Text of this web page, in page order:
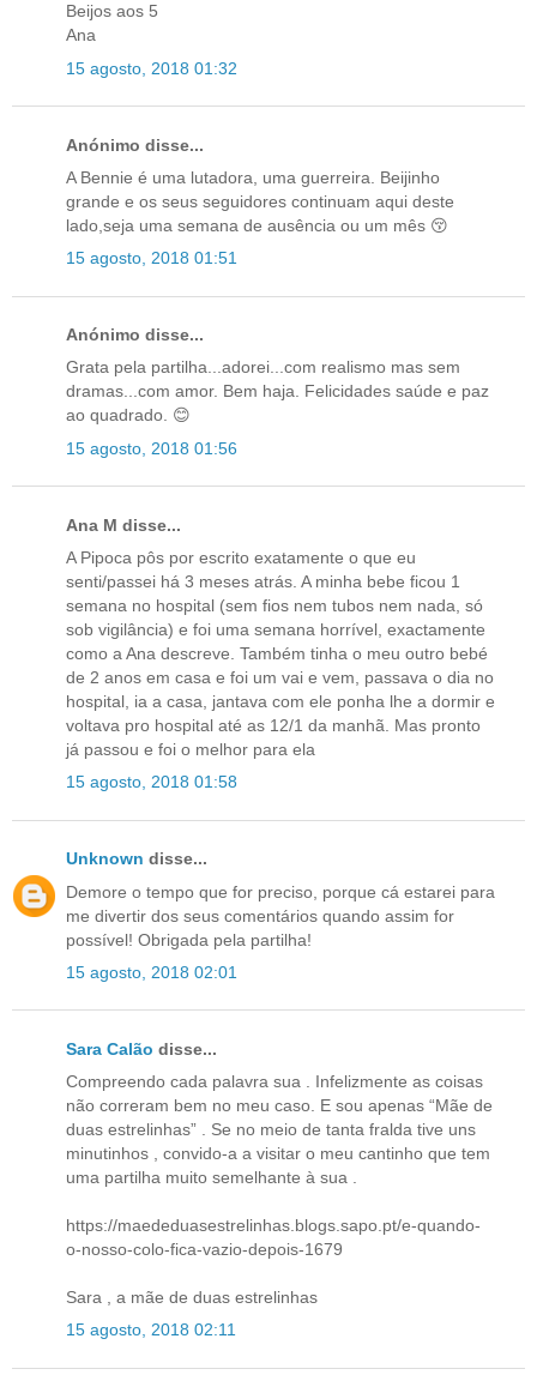
Beijos aos 5
Ana
15 agosto, 2018 01:32
Anónimo disse...
A Bennie é uma lutadora, uma guerreira. Beijinho
grande e os seus seguidores continuam aqui deste
lado,seja uma semana de ausência ou um mês 😚
15 agosto, 2018 01:51
Anónimo disse...
Grata pela partilha...adorei...com realismo mas sem
dramas...com amor. Bem haja. Felicidades saúde e paz
ao quadrado. 😊
15 agosto, 2018 01:56
Ana M disse...
A Pipoca pôs por escrito exatamente o que eu
senti/passei há 3 meses atrás. A minha bebe ficou 1
semana no hospital (sem fios nem tubos nem nada, só
sob vigilância) e foi uma semana horrível, exactamente
como a Ana descreve. Também tinha o meu outro bebé
de 2 anos em casa e foi um vai e vem, passava o dia no
hospital, ia a casa, jantava com ele ponha lhe a dormir e
voltava pro hospital até as 12/1 da manhã. Mas pronto
já passou e foi o melhor para ela
15 agosto, 2018 01:58
Unknown disse...
Demore o tempo que for preciso, porque cá estarei para
me divertir dos seus comentários quando assim for
possível! Obrigada pela partilha!
15 agosto, 2018 02:01
Sara Calão disse...
Compreendo cada palavra sua . Infelizmente as coisas
não correram bem no meu caso. E sou apenas “Mãe de
duas estrelinhas” . Se no meio de tanta fralda tive uns
minutinhos , convido-a a visitar o meu cantinho que tem
uma partilha muito semelhante à sua .
https://maededuasestrelinhas.blogs.sapo.pt/e-quando-
o-nosso-colo-fica-vazio-depois-1679
Sara , a mãe de duas estrelinhas
15 agosto, 2018 02:11